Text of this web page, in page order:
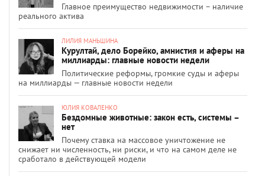
Главное преимущество недвижимости – наличие
реального актива
ЛИЛИЯ МАНЬШИНА
Курултай, дело Борейко, амнистия и аферы на
миллиарды: главные новости недели
Политические реформы, громкие суды и аферы
на миллиарды — главные новости недели
ЮЛИЯ КОВАЛЕНКО
Бездомные животные: закон есть, системы –
нет
Почему ставка на массовое уничтожение не
снижает ни численность, ни риски, и что на самом деле не
сработало в действующей модели